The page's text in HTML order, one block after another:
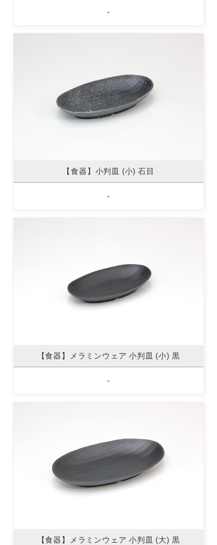
-
【食器】小判皿 (小) 石目
-
【食器】メラミンウェア 小判皿 (小) 黒
-
【食器】メラミンウェア 小判皿 (大) 黒